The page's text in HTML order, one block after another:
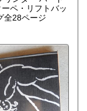
ーペ・リフトバッ
全28ページ